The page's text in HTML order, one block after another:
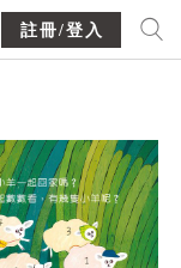
註冊/登入